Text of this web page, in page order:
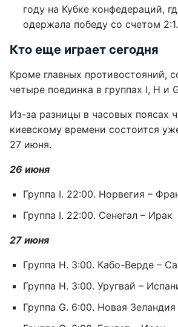
году на Кубке конфедераций,
одержала победу со счетом 2:1.
Кто еще играет сегодня
Кроме главных противостояний,
четыре поединка в группах I, Н и
Из-за разницы в часовых поясах
киевскому времени состоится
27 июня.
26 июня
Группа I. 22:00. Норвегия –
Группа I. 22:00. Сенегал – Ирак
27 июня
Группа H. 3:00. Кабо-Верде –
Группа H. 3:00. Уругвай –
Группа G. 6:00. Новая Зеландия